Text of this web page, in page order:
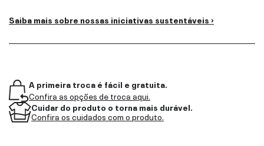
Saiba mais sobre nossas iniciativas sustentáveis ›
A primeira troca é fácil e gratuita.
Confira as opções de troca aqui.
Cuidar do produto o torna mais durável.
Confira os cuidados com o produto.